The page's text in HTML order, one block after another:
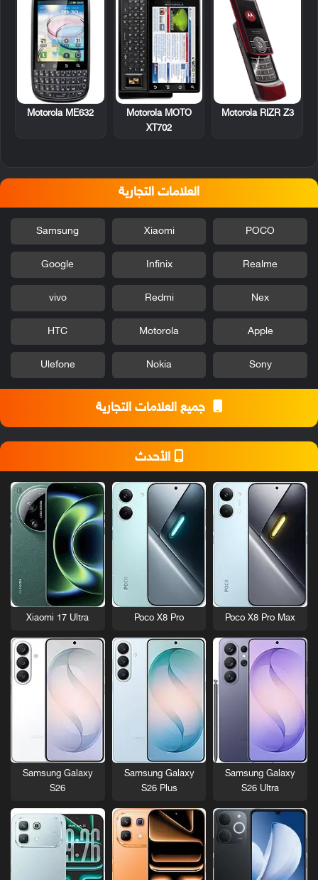
Motorola RIZR Z3
Motorola MOTO
XT702
Motorola ME632
العلامات التجارية
POCO
Xiaomi
Samsung
Realme
Infinix
Google
Nex
Redmi
vivo
Apple
Motorola
HTC
Sony
Nokia
Ulefone
جميع العلامات التجارية
الأحدث
Poco X8 Pro Max
Poco X8 Pro
Xiaomi 17 Ultra
Samsung Galaxy
S26 Ultra
Samsung Galaxy
S26 Plus
Samsung Galaxy
S26